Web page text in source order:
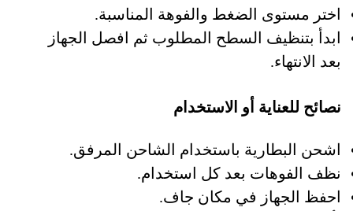
اختر مستوى الضغط والفوهة المناسبة.
ابدأ بتنظيف السطح المطلوب ثم افصل الجهاز
بعد الانتهاء.
نصائح للعناية أو الاستخدام
اشحن البطارية باستخدام الشاحن المرفق.
نظف الفوهات بعد كل استخدام.
احفظ الجهاز في مكان جاف.